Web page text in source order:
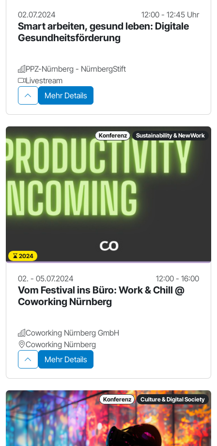
02.07.2024 12:00 - 12:45 Uhr
Smart arbeiten, gesund leben: Digitale
Gesundheitsförderung
PPZ-Nürnberg - NürnbergStift
Livestream
Mehr Details
Konferenz Sustainability & NewWork
2024
02. - 05.07.2024 12:00 - 16:00
Vom Festival ins Büro: Work & Chill @
Coworking Nürnberg
Coworking Nürnberg GmbH
Coworking Nürnberg
Mehr Details
Konferenz Culture & Digital Society